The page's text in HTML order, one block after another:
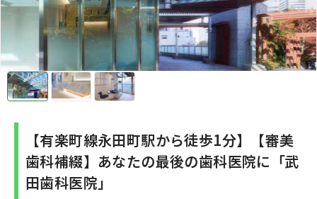
【有楽町線永田町駅から徒歩1分】【審美
歯科補綴】あなたの最後の歯科医院に「武
田歯科医院」